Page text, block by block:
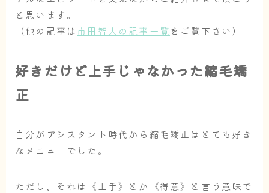
と思います。
（他の記事は 市田智大の記事一覧をご覧下さい）
好きだけど上手じゃなかった縮毛矯
正
自分がアシスタント時代から縮毛矯正はとても好き
なメニューでした。
ただし、それは《上手》とか《得意》と言う意味で